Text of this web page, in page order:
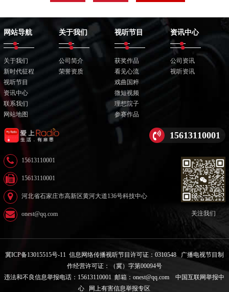
网站导航
关于我们
新时代征程
视听节目
资讯中心
联系我们
网站地图
关于我们
公司简介
荣誉资质
视听节目
获奖作品
看见心流
戏曲国粹
微短视频
理想院子
参赛作品
资讯中心
公司资讯
视听资讯
15613110001
15613110001
15613110001
河北省石家庄市高新区黄河大道136号科技中心
onest@qq.com 关注我们
冀ICP备13015515号-11 信息网络传播视听节目许可证：0310548
广播电视节目制
作经营许可证：（冀）字第00094号
违法和不良信息举报电话：15613110001 邮箱：onest@qq.com中国互联网举报中
心
网上有害信息举报专区